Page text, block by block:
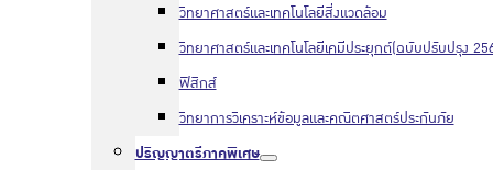
วิทยาศาสตร์และเทคโนโลยีสิ่งแวดล้อม
วิทยาศาสตร์และเทคโนโลยีเคมีประยุกต์(ฉบับปรับปรุง
ฟิสิกส์
วิทยาการวิเคราะห์ข้อมูลและคณิตศาสตร์ประกันภัย
ปริญญาตรีภาคพิเศษ